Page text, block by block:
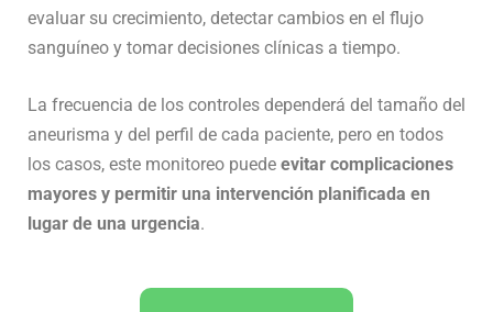
evaluar su crecimiento, detectar cambios en el flujo
sanguíneo y tomar decisiones clínicas a tiempo.
La frecuencia de los controles dependerá del tamaño del
aneurisma y del perfil de cada paciente, pero en todos
los casos, este monitoreo puede evitar complicaciones
mayores y permitir una intervención planificada en
lugar de una urgencia.